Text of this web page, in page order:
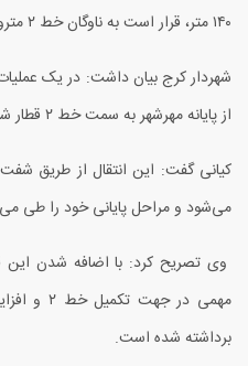
۱۴۰ متر، قرار است به ناوگان خط ۲ متروی کرج اضافه شود.
شهردار کرج بیان داشت: در یک
از پایانه مهرشهر به سمت خط ۲ قطار شهری کرج در حال انتقال هستند.
کیانی گفت: این انتقال از طریق شفت
می‌شود و مراحل پایانی خود را طی
وی تصریح کرد: با اضافه شدن این
مهمی در
برداشته شده است.